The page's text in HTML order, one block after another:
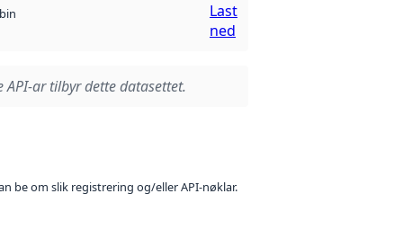
bin
Last
ned
API-ar tilbyr dette datasettet.
be om slik registrering og/eller API-nøklar.